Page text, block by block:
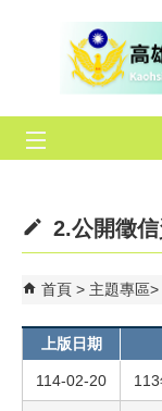
跳到主要內容區塊
2.公開徵
首頁 主題專區
上版日期
114-02-20